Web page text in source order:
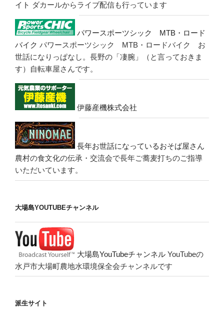
イト ダカールからライブ配信も行っています
パワースポーツシック MTB・ロード
バイク パワースポーツシック MTB・ロードバイク お
世話になりっぱなし。長野の「凄腕」（と言っておきま
す）自転車屋さんです。
伊藤産機株式会社
長年お世話になっているおそば屋さん
農村の食文化の伝承・交流会で長年ご蕎麦打ちのご指導
いただいています。
大場島YOUTUBEチャンネル
大場島YouTubeチャンネル YouTubeの
水戸市大場町農地水環境保全会チャンネルです
派生サイト